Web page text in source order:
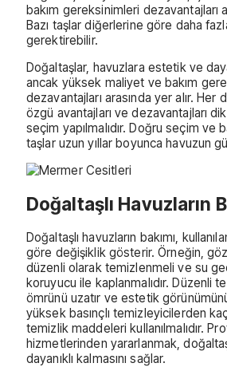
bakım gereksinimleri dezavantajları
Bazı taşlar diğerlerine göre daha
gerektirebilir.
Doğaltaşlar, havuzlara estetik ve
ancak yüksek maliyet ve bakım
dezavantajları arasında yer alır. Her
özgü avantajları ve dezavantajları
seçim yapılmalıdır. Doğru seçim ve
taşlar uzun yıllar boyunca havuzun
Doğaltaşlı Havuzların
Doğaltaşlı havuzların bakımı,
göre değişiklik gösterir. Örneğin,
düzenli olarak temizlenmeli ve su
koruyucu ile kaplanmalıdır. Düzenli
ömrünü uzatır ve estetik
yüksek basınçlı temizleyicilerden
temizlik maddeleri kullanılmalıdır.
hizmetlerinden yararlanmak,
dayanıklı kalmasını sağlar.